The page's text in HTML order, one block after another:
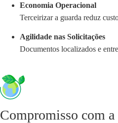
Economia Operacional
Terceirizar a guarda reduz
Agilidade nas Solicitações
Documentos localizados e
Compromisso com